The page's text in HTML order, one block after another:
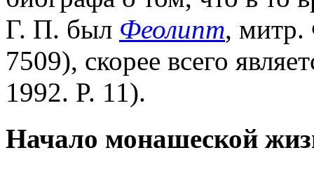
Г. П. был Феолипт, митр.
7509), скорее всего
1992. P. 11).
Начало монашеской